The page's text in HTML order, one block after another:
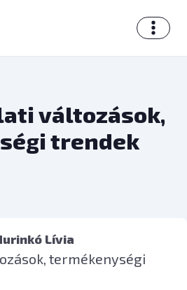
változások,
trendek
Lívia
termékenységi